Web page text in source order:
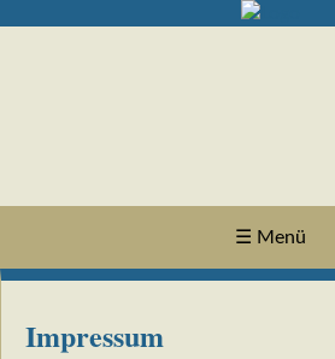
☰ Menü
Impressum